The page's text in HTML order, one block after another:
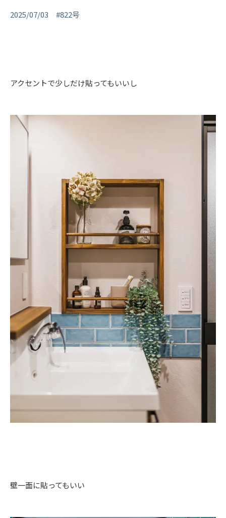
2025/07/03 #822号
アクセントで少しだけ貼ってもいいし
壁一面に貼ってもいい